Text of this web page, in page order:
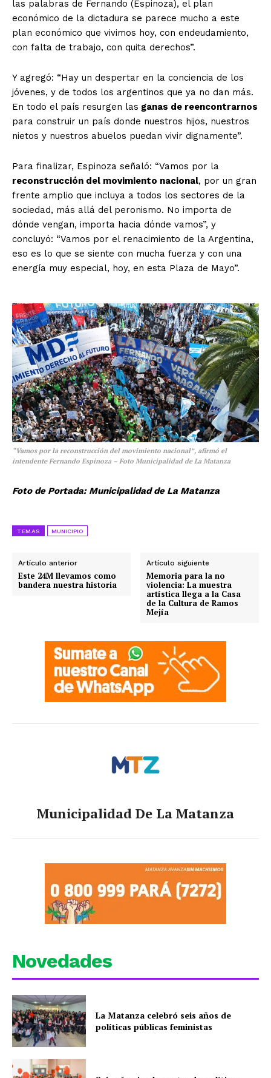
las palabras de Fernando (Espinoza), el plan
económico de la dictadura se parece mucho a este
plan económico que vivimos hoy, con endeudamiento,
con falta de trabajo, con quita derechos”.
Y agregó: “Hay un despertar en la conciencia de los
jóvenes, y de todos los argentinos que ya no dan más.
En todo el país resurgen las ganas de reencontrarnos
para construir un país donde nuestros hijos, nuestros
nietos y nuestros abuelos puedan vivir dignamente”.
Para finalizar, Espinoza señaló: “Vamos por la
reconstrucción del movimiento nacional, por un gran
frente amplio que incluya a todos los sectores de la
sociedad, más allá del peronismo. No importa de
dónde vengan, importa hacia dónde vamos”, y
concluyó: “Vamos por el renacimiento de la Argentina,
eso es lo que se siente con mucha fuerza y con una
energía muy especial, hoy, en esta Plaza de Mayo”.
“Vamos por la reconstrucción del movimiento nacional”, afirmó el
intendente Fernando Espinoza – Foto Municipalidad de La Matanza
Foto de Portada: Municipalidad de La Matanza
TEMAS MUNICIPIO
Artículo anterior
Este 24M llevamos como
bandera nuestra historia
Artículo siguiente
Memoria para la no
violencia: La muestra
artística llega a la Casa
de la Cultura de Ramos
Mejía
Municipalidad De La Matanza
Novedades
La Matanza celebró seis años de
políticas públicas feministas